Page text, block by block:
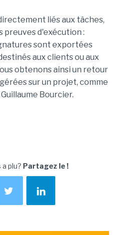
liés aux tâches,
preuves d'exécution :
sont exportées
aux clients ou aux
obtenons ainsi un retour
sur un projet, comme
Bourcier.
plu? Partagez le !